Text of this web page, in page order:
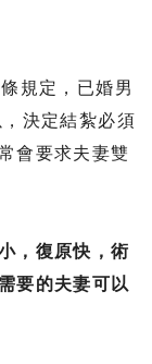
規定，已婚男
決定結紮必須
會要求夫妻雙
，復原快，術
要的夫妻可以